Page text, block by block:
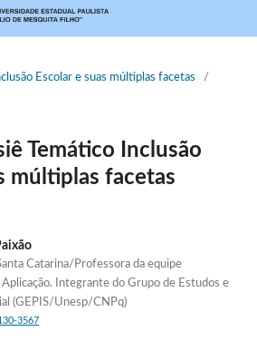
Escolar e suas múltiplas facetas
/
Temático Inclusão
múltiplas facetas
Catarina/Professora da equipe
Integrante do Grupo de Estudos e
(GEPIS/Unesp/CNPq)
3567